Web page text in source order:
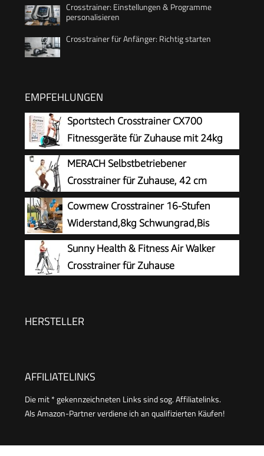
Crosstrainer: Einstellungen & Programme
personalisieren
Crosstrainer für Anfänger: Richtig starten
EMPFEHLUNGEN
Sportstech Crosstrainer CX700
Fitnessgeräte für Zuhause mit 24kg
Schwungmasse | Ellipsentrainer bis
120kg mit 24 Widerstandstufen | Innovative LED
Technologie | Bluetooth, App-Steuerung &
Pulssensor
MERACH Selbstbetriebener
Crosstrainer für Zuhause, 42 cm
Schrittlänge, Ultraleiser Ellipsentrainer
mit Magnetwiderstand, 16 Widerstandsstufen,
Bluetooth, App & Pulssensor, bis 150 kg
Cowmew Crosstrainer 16-Stufen
Widerstand,8kg Schwungrad,Bis
150kg
Sunny Health & Fitness Air Walker
Crosstrainer für Zuhause
HERSTELLER
AFFILIATELINKS
Die mit * gekennzeichneten Links sind sog. Affiliatelinks.
Als Amazon-Partner verdiene ich an qualifizierten Käufen!